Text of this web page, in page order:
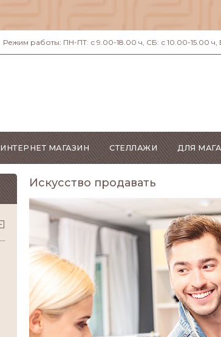
Режим работы: ПН-ПТ: с 9.00-18.00 ч, СБ: с 10.00-15.00
ИНТЕРНЕТ МАГАЗИН СТЕЛЛАЖИ ДЛЯ
Искусство продавать